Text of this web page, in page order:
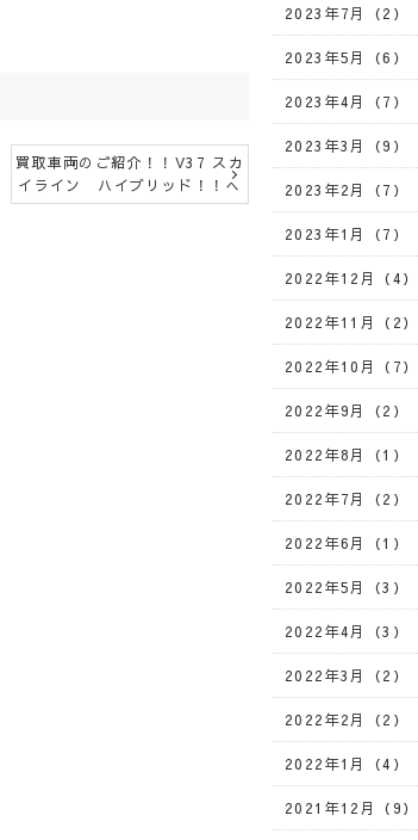
買取車両のご紹介！！V37 スカ
イライン ハイブリッド！！へ
2023年7月（2）
2023年5月（6）
2023年4月（7）
2023年3月（9）
2023年2月（7）
2023年1月（7）
2022年12月（4）
2022年11月（2）
2022年10月（7）
2022年9月（2）
2022年8月（1）
2022年7月（2）
2022年6月（1）
2022年5月（3）
2022年4月（3）
2022年3月（2）
2022年2月（2）
2022年1月（4）
2021年12月（9）